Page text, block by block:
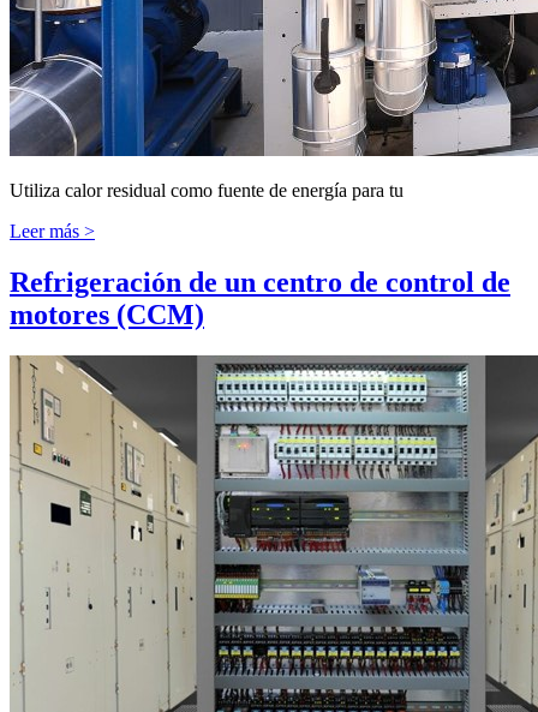
Utiliza calor residual como fuente de energía para tu
Leer más >
Refrigeración de un centro de control de
motores (CCM)